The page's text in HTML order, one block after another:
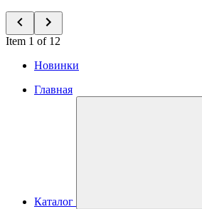
Item 1 of 12
Новинки
Главная
Каталог